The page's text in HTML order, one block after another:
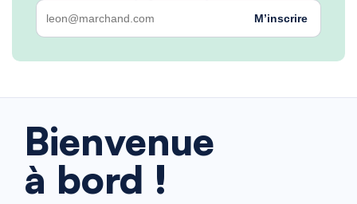
M’inscrire
Bienvenue
à bord !